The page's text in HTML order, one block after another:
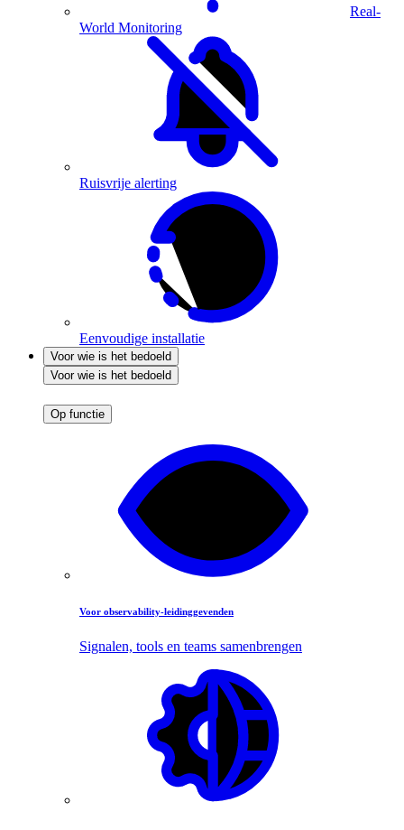
Real-
World Monitoring
Ruisvrije alerting
Eenvoudige installatie
Voor wie is het bedoeld
Voor wie is het bedoeld
Op functie
Voor observability-leidinggevenden
Signalen, tools en teams samenbrengen